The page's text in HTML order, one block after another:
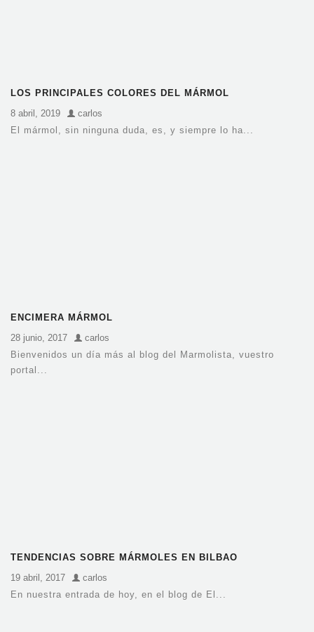
LOS PRINCIPALES COLORES DEL MÁRMOL
8 abril, 2019
carlos
El mármol, sin ninguna duda, es, y siempre lo ha...
ENCIMERA MÁRMOL
28 junio, 2017
carlos
Bienvenidos un día más al blog del Marmolista, vuestro
portal...
TENDENCIAS SOBRE MÁRMOLES EN BILBAO
19 abril, 2017
carlos
En nuestra entrada de hoy, en el blog de El...